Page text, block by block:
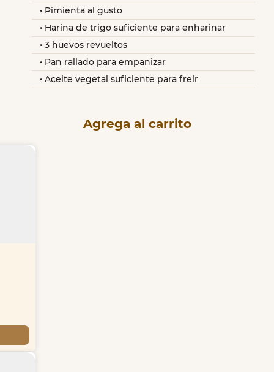
Pimienta al gusto
Harina de trigo suficiente para enharinar
3 huevos revueltos
Pan rallado para empanizar
Aceite vegetal suficiente para freír
Agrega al carrito